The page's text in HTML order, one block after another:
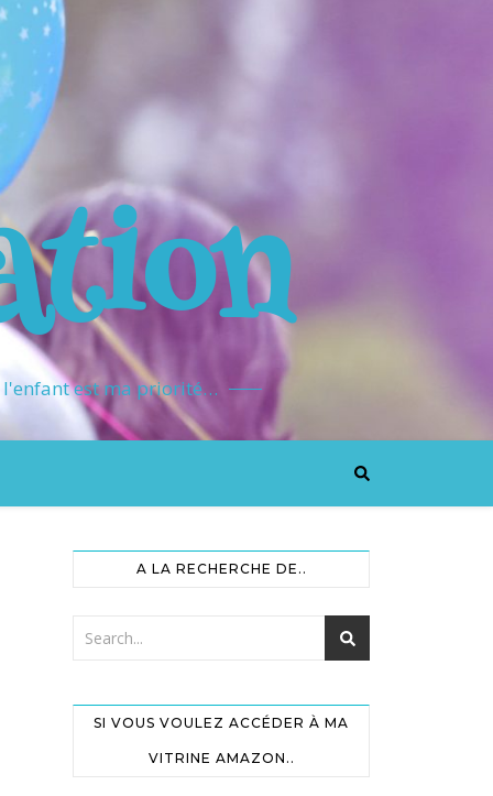
l'enfant est ma priorité…
A LA RECHERCHE DE..
SI VOUS VOULEZ ACCÉDER À MA
VITRINE AMAZON..